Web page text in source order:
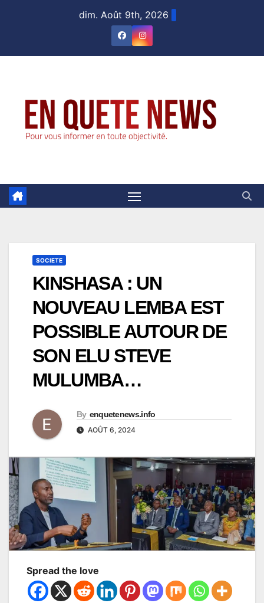
dim. Août 9th, 2026
SOCIETE
KINSHASA : UN
NOUVEAU LEMBA EST
POSSIBLE AUTOUR DE
SON ELU STEVE
MULUMBA…
By enquetenews.info
AOÛT 6, 2024
Spread the love